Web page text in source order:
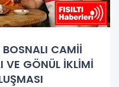
BOSNALI CAMİİ
GÖNÜL İKLİMİ